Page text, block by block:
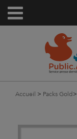
Accueil > Packs Gold >